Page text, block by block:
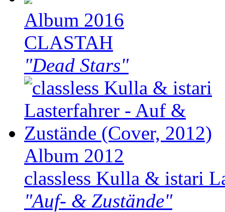
Album 2016
CLASTAH
"Dead Stars"
Album 2012
classless Kulla & istari
"Auf- & Zustände"